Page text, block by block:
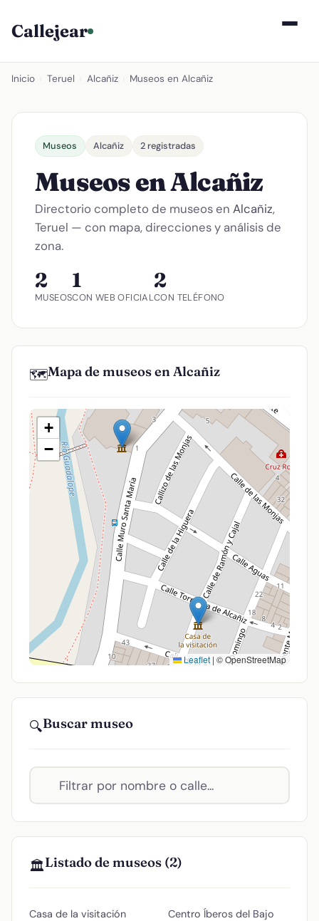
Callejear
Inicio Teruel Alcañiz Museos en Alcañiz
Museos Alcañiz 2 registradas
Museos en Alcañiz
Directorio completo de museos en Alcañiz,
Teruel — con mapa, direcciones y análisis de
zona.
2
MUSEOS
1
CON WEB OFICIAL
2
CON TELÉFONO
🗺️Mapa de museos en Alcañiz
+
−
Leaflet | © OpenStreetMap
🔍Buscar museo
🏛️Listado de museos (2)
Casa de la visitación
Centro Íberos del Bajo